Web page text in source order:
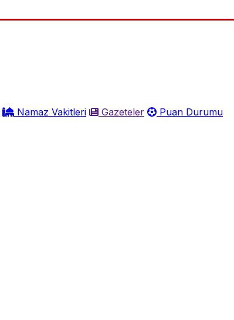
Namaz Vakitleri Gazeteler
Puan Durumu